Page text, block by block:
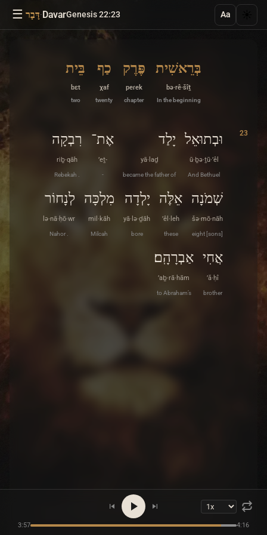
☰ דָּבָר·DavarGenesis 22:23 Aa
בְּרֵאשִׁית
bə·rê·šîṯ
In the beginning
פֶּרֶק
peɾek
chapter
כַף
χaf
twenty
בֵּית
bɛt
two
23 וּבְתוּאֵל
ū·ḇə·ṯū·’êl
And Bethuel
יָלַד
yā·laḏ
became the father of
אֶת־
’eṯ-
-
רִבְקָה
riḇ·qāh
Rebekah .
שְׁמֹנָה
šə·mō·nāh
eight [sons]
אֵלֶּה
’êl·leh
these
יָלְדָה
yā·lə·ḏāh
bore
מִלְכָּה
mil·kāh
Milcah
לְנָחוֹר
lə·nā·ḥō·wr
Nahor .
אֲחִי
’ă·ḥî
brother
אַבְרָהָֽם׃
’aḇ·rā·hām
to Abraham’s
3:57 4:16